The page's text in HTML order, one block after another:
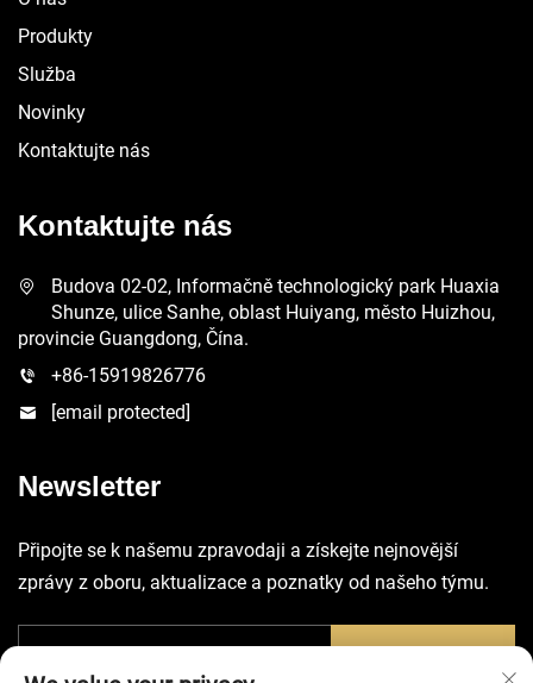
Produkty
Služba
Novinky
Kontaktujte nás
Kontaktujte nás
Budova 02-02, Informačně technologický park Huaxia
Shunze, ulice Sanhe, oblast Huiyang, město Huizhou,
provincie Guangdong, Čína.
+86-15919826776
[email protected]
Newsletter
Připojte se k našemu zpravodaji a získejte nejnovější
zprávy z oboru, aktualizace a poznatky od našeho týmu.
Odeslat